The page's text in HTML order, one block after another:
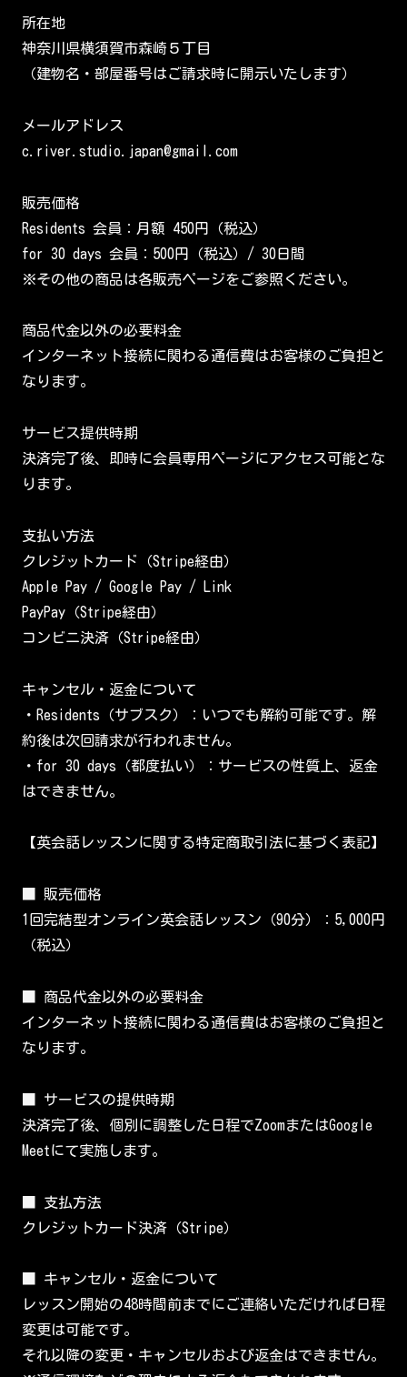
所在地
神奈川県横須賀市森崎５丁目
（建物名・部屋番号はご請求時に開示いたします）
メールアドレス
c.river.studio.japan@gmail.com
販売価格
Residents 会員：月額 450円（税込）
for 30 days 会員：500円（税込）/ 30日間
※その他の商品は各販売ページをご参照ください。
商品代金以外の必要料金
インターネット接続に関わる通信費はお客様のご負担と
なります。
サービス提供時期
決済完了後、即時に会員専用ページにアクセス可能とな
ります。
支払い方法
クレジットカード（Stripe経由）
Apple Pay / Google Pay / Link
PayPay（Stripe経由）
コンビニ決済（Stripe経由）
キャンセル・返金について
・Residents（サブスク）：いつでも解約可能です。解
約後は次回請求が行われません。
・for 30 days（都度払い）：サービスの性質上、返金
はできません。
【英会話レッスンに関する特定商取引法に基づく表記】
■ 販売価格
1回完結型オンライン英会話レッスン（90分）：5,000円
（税込）
■ 商品代金以外の必要料金
インターネット接続に関わる通信費はお客様のご負担と
なります。
■ サービスの提供時期
決済完了後、個別に調整した日程でZoomまたはGoogle
Meetにて実施します。
■ 支払方法
クレジットカード決済（Stripe）
■ キャンセル・返金について
レッスン開始の48時間前までにご連絡いただければ日程
変更は可能です。
それ以降の変更・キャンセルおよび返金はできません。